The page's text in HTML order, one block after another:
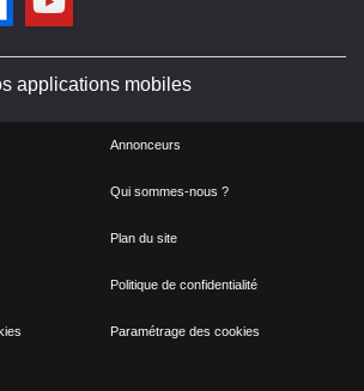
applications mobiles
Annonceurs
Qui sommes-nous ?
Plan du site
Politique de confidentialité
Paramétrage des cookies